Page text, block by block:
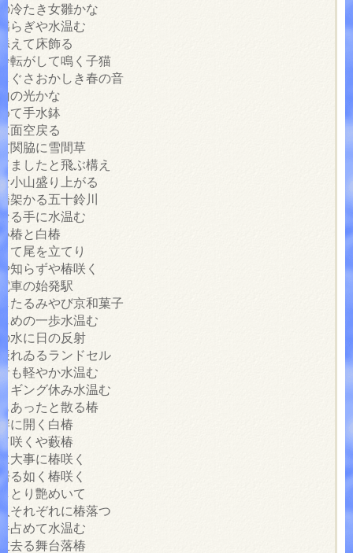
冷たき女雛かな
らぎや水温む
えて床飾る
転がして鳴く子猫
ぐさおかしき春の音
の光かな
て手水鉢
面空戻る
関脇に雪間草
ましたと飛ぶ構え
小山盛り上がる
架かる五十鈴川
る手に水温む
椿と白椿
て尾を立てり
知らずや椿咲く
車の始発駅
たるみやび京和菓子
めの一歩水温む
水に日の反射
れゐるランドセル
も軽やか水温む
ギング休み水温む
あったと散る椿
に開く白椿
咲くや藪椿
大事に椿咲く
る如く椿咲く
とり艶めいて
それぞれに椿落つ
占めて水温む
去る舞台落椿